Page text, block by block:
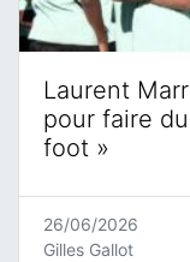
Laurent
pour faire
foot »
26/06/2026
Gilles Gallot